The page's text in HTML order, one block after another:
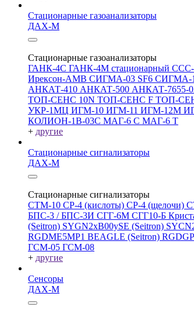
Стационарные газоанализаторы
ДАХ-М
Стационарные газоанализаторы
ГАНК-4С ГАНК-4М стационарный ССС-
Ирексон-АМВ СИГМА-03 SF6 СИГМА-
АНКАТ-410 АНКАТ-500 АНКАТ-7655-
ТОП-СЕНС 10N ТОП-СЕНС F ТОП-
УКР-1МЦ ИГМ-10 ИГМ-11 ИГМ-12М
КОЛИОН-1В-03С МАГ-6 С МАГ-6 Т
+ другие
Стационарные сигнализаторы
ДАХ-М
Стационарные сигнализаторы
СТМ-10 СР-4 (кислоты) СР-4 (щелочи)
БПС-3 / БПС-3И СГГ-6М СГГ10-Б
(Seitron) SYGN2xB00ySE (Seitron)
RGDME5MP1 BEAGLE (Seitron)
ГСМ-05 ГСМ-08
+ другие
Сенсоры
ДАХ-М